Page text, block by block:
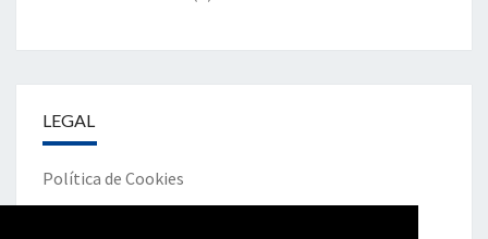
LEGAL
Política de Cookies